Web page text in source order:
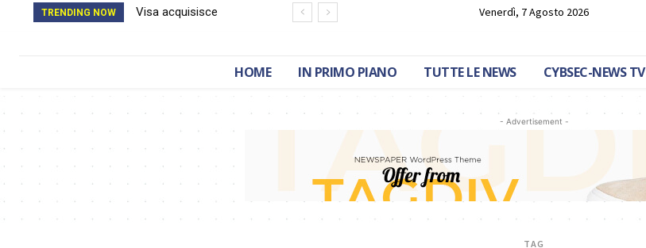
TRENDING NOW
Visa acquisisce
Venerdì, 7 Agosto 2026
HOME IN PRIMO PIANO TUTTE LE NEWS CYBSEC-NEWS TV
- Advertisement -
TAG